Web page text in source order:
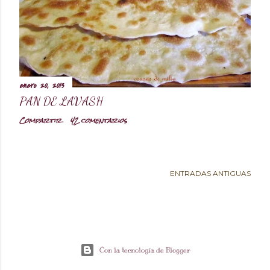
d
a
s
enero 20, 2013
PAN DE LAVASH
Compartir
42 comentarios
ENTRADAS ANTIGUAS
Con la tecnología de Blogger